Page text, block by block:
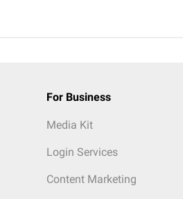
For Business
Media Kit
Login Services
Content Marketing